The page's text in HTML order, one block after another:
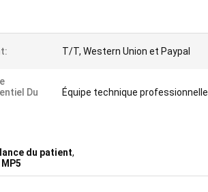
T/T, Western Union et Paypal
Du
Équipe technique professionnelle
du patient,